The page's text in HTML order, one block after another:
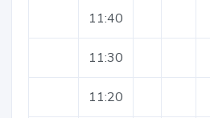
11:40
11:30
11:20